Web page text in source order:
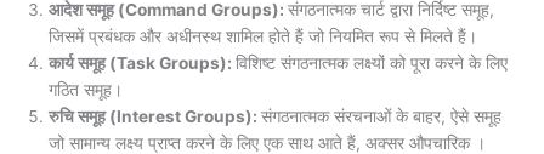
आदेश समूह (Command Groups): संगठनात्मक चार्ट द्वारा निर्दिष्ट समूह,
जिसमें प्रबंधक और अधीनस्थ शामिल होते हैं जो नियमित रूप से मिलते हैं।
कार्य समूह (Task Groups): विशिष्ट संगठनात्मक लक्ष्यों को पूरा करने के लिए
गठित समूह।
रुचि समूह (Interest Groups): संगठनात्मक संरचनाओं के बाहर, ऐसे समूह
जो सामान्य लक्ष्य प्राप्त करने के लिए एक साथ आते हैं, अक्सर औपचारिक ।